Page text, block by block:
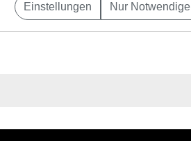
Einstellungen Nur Notwendige